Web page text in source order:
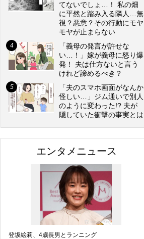
てないでしょ…！ 私の畑
に平然と踏み入る隣人…無
視？悪意？その行動にモヤ
モヤが止まらない
「義母の発言が許せな
い…！」嫁が義母に怒り爆
発！ 夫は仕方ないと言う
けれど諦めるべき？
「夫のスマホ画面がなんか
怪しい…」ジム通いで別人
のように変わった!? 夫が
隠していた衝撃の事実とは
エンタメニュース
登坂絵莉、4歳長男とランニング